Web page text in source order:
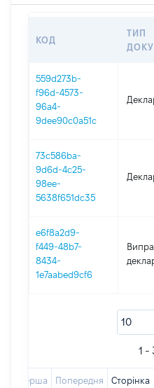
КОД
ТИП
559d273b-
f96d-4573-
96a4-
9dee90c0a51c
73c586ba-
9d6d-4c25-
98ee-
5638f651dc35
e6f8a2d9-
f449-48b7-
8434-
1e7aabed9cf6
1 -
Перша Попередня Сторінка